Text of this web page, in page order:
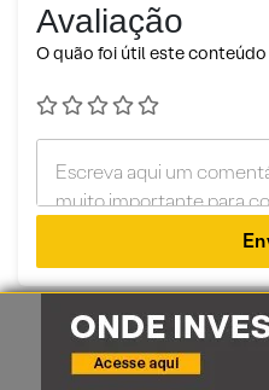
Avaliação
O quão foi útil este conteúdo